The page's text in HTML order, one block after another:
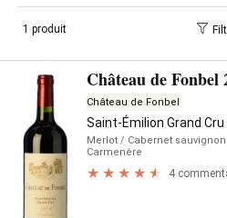
1 produit
Château de Fonbel
Château de Fonbel
Saint-Émilion Grand Cru
Merlot / Cabernet sauvignon
Carmenère
4